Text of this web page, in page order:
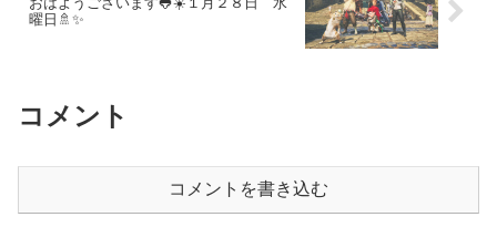
曜日🚿✨
コメント
コメントを書き込む